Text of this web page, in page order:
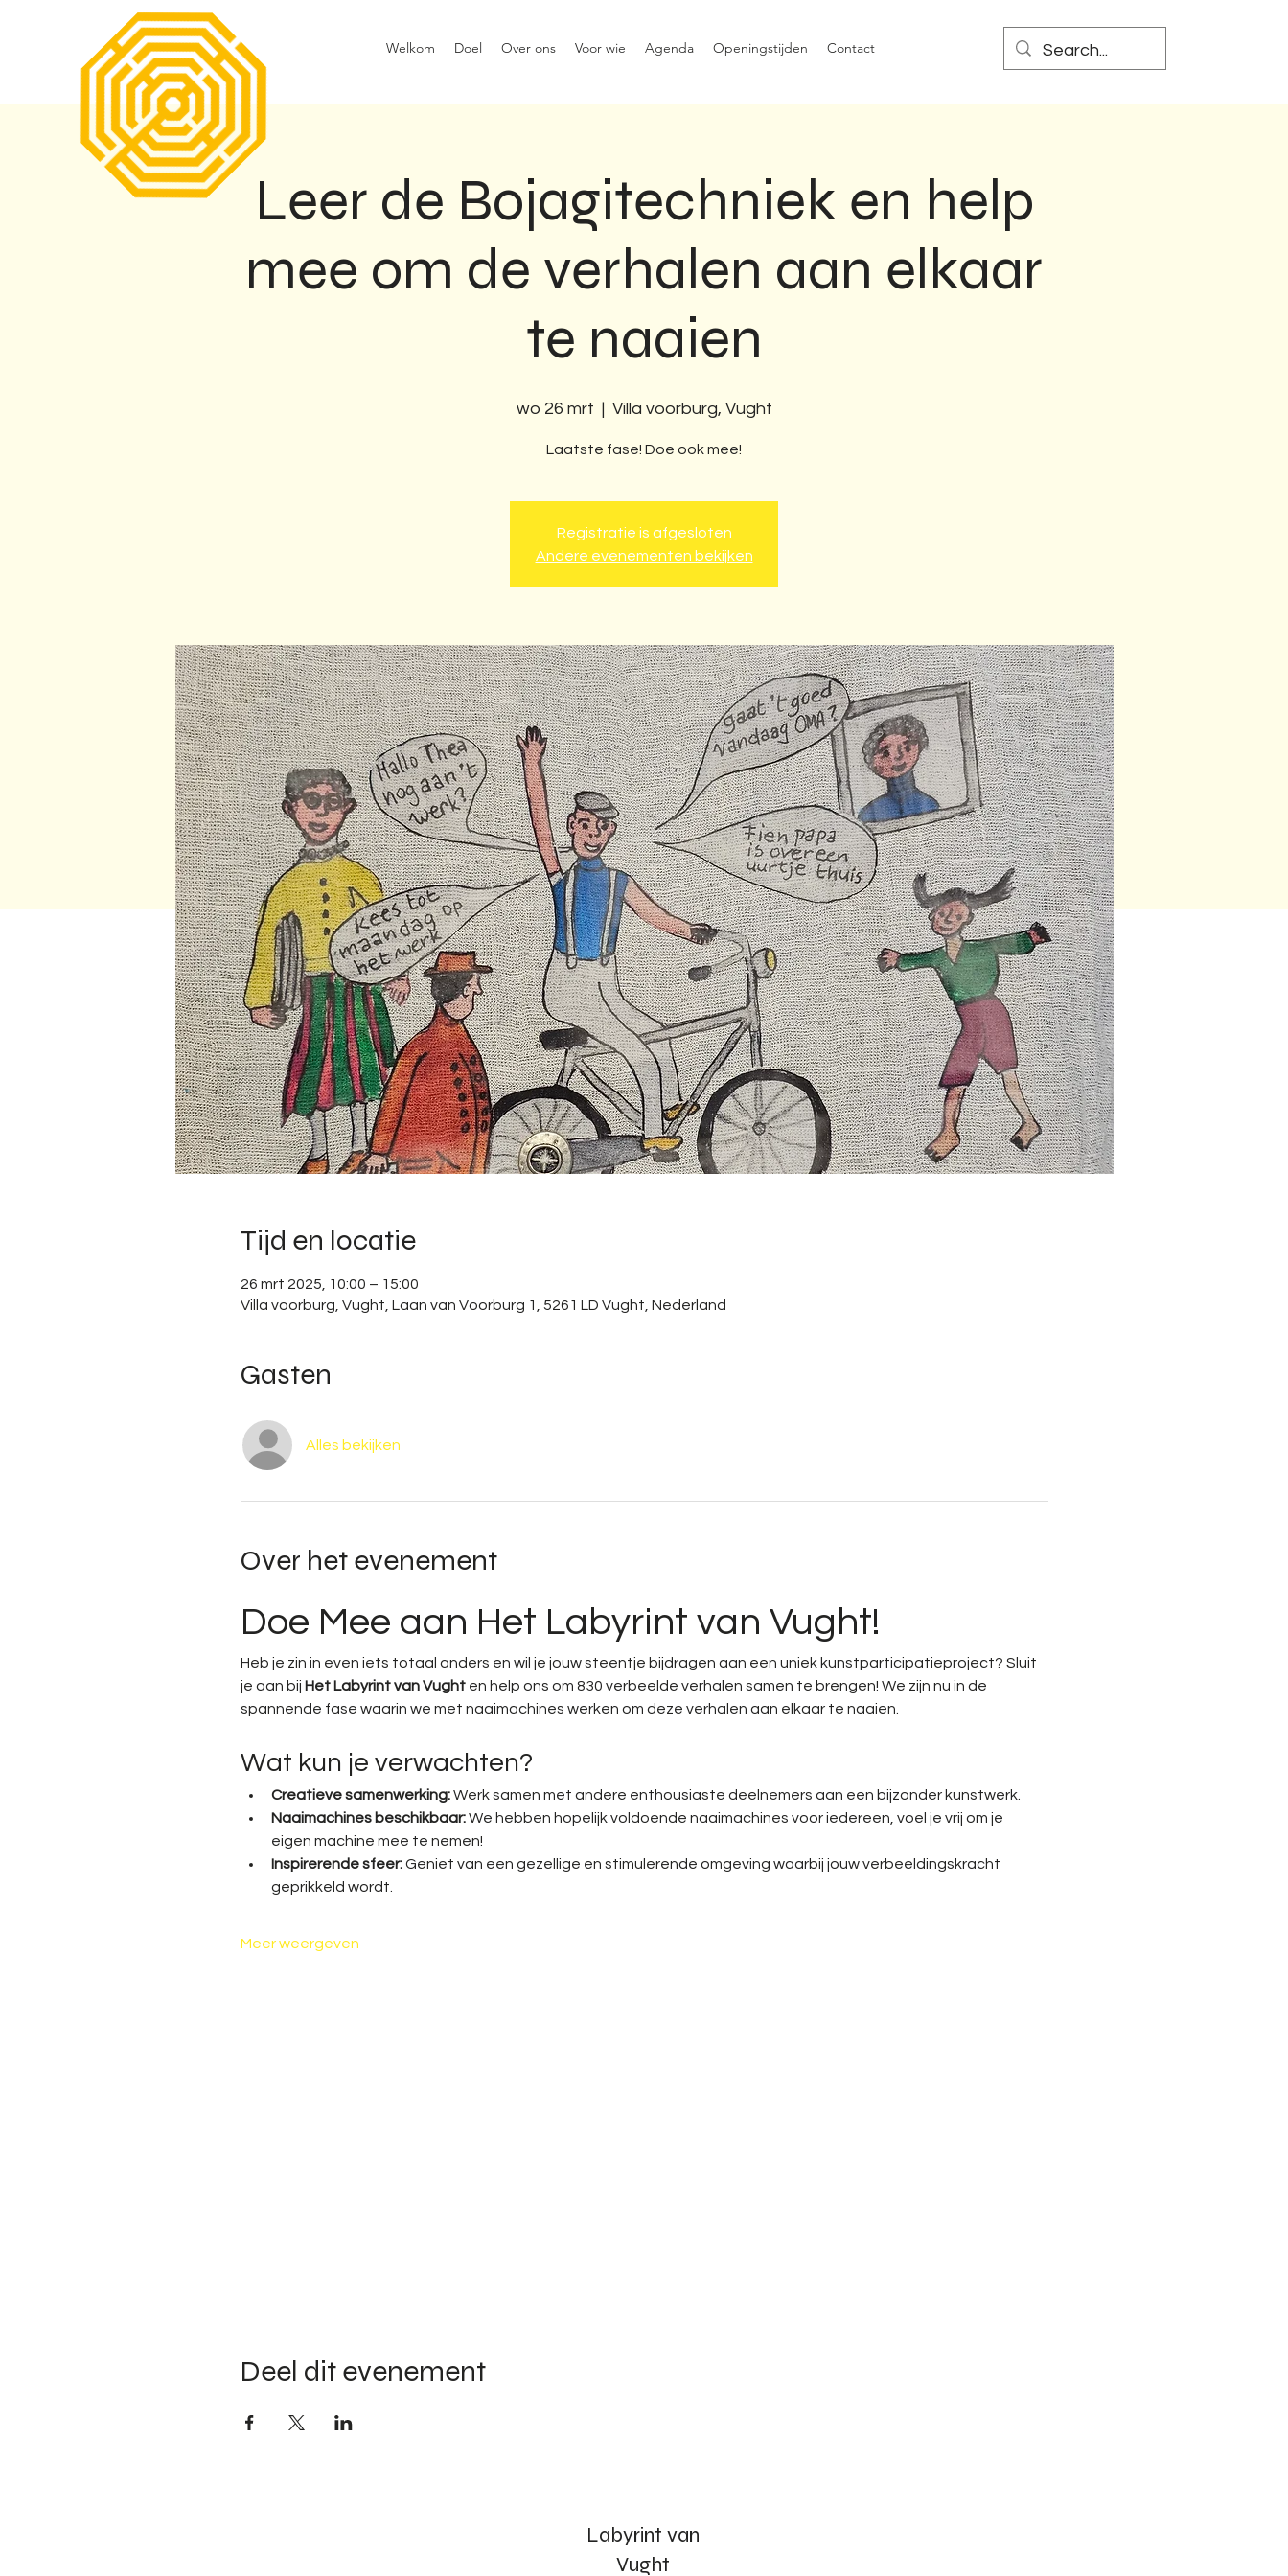
Welkom Doel Over ons Voor wie Agenda Openingstijden Contact
Leer de Bojagitechniek en help
mee om de verhalen aan elkaar
te naaien
wo 26 mrt
  |
Villa voorburg, Vught
Laatste fase! Doe ook mee!
Registratie is afgesloten
Andere evenementen bekijken
Tijd en locatie
26 mrt 2025, 10:00 – 15:00
Villa voorburg, Vught, Laan van Voorburg 1, 5261 LD Vught, Nederland
Gasten
Alles bekijken
Over het evenement
Doe Mee aan Het Labyrint van Vught!
Heb je zin in even iets totaal anders en wil je jouw steentje bijdragen aan een uniek kunstparticipatieproject? Sluit
je aan bij Het Labyrint van Vught en help ons om 830 verbeelde verhalen samen te brengen! We zijn nu in de
spannende fase waarin we met naaimachines werken om deze verhalen aan elkaar te naaien.
Wat kun je verwachten?
Creatieve samenwerking: Werk samen met andere enthousiaste deelnemers aan een bijzonder kunstwerk.
Naaimachines beschikbaar: We hebben hopelijk voldoende naaimachines voor iedereen, voel je vrij om je
eigen machine mee te nemen!
Inspirerende sfeer: Geniet van een gezellige en stimulerende omgeving waarbij jouw verbeeldingskracht
geprikkeld wordt.
Meer weergeven
Deel dit evenement
Labyrint van
Vught